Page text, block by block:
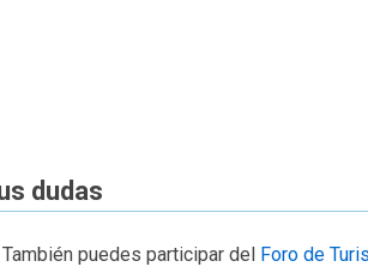
dudas
También puedes participar del Foro de